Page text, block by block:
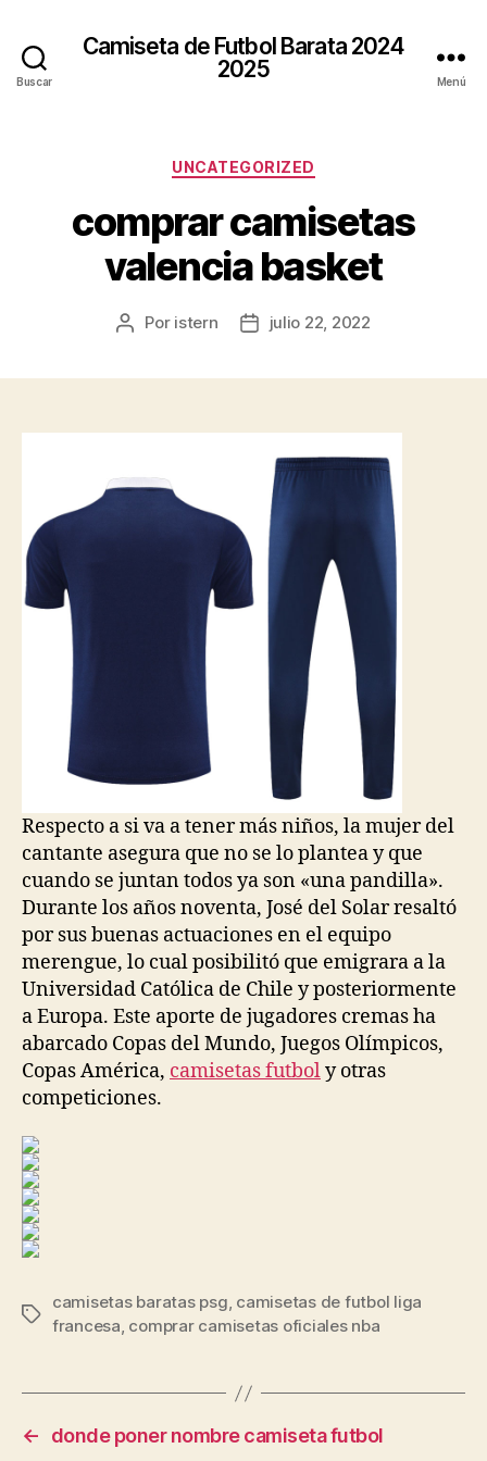
Buscar
Camiseta de Futbol Barata 2024
2025
Menú
Categorías
UNCATEGORIZED
comprar camisetas
valencia basket
Autor
Por istern
Fechajulio 22, 2022
Respecto a si va a tener más niños, la mujer del
cantante asegura que no se lo plantea y que
cuando se juntan todos ya son «una pandilla».
Durante los años noventa, José del Solar resaltó
por sus buenas actuaciones en el equipo
merengue, lo cual posibilitó que emigrara a la
Universidad Católica de Chile y posteriormente
a Europa. Este aporte de jugadores cremas ha
abarcado Copas del Mundo, Juegos Olímpicos,
Copas América, camisetas futboly otras
competiciones.
Etiquetas
camisetas baratas psg, camisetas de futbol liga
francesa, comprar camisetas oficiales nba
←
donde poner nombre camiseta futbol